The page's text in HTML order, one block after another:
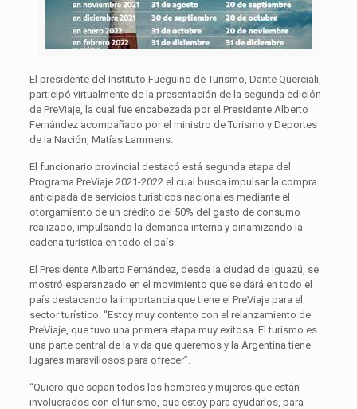
El presidente del Instituto Fueguino de Turismo, Dante Querciali,
participó virtualmente de la presentación de la segunda edición
de PreViaje, la cual fue encabezada por el Presidente Alberto
Fernández acompañado por el ministro de Turismo y Deportes
de la Nación, Matías Lammens.
El funcionario provincial destacó está segunda etapa del
Programa PreViaje 2021-2022 el cual busca impulsar la compra
anticipada de servicios turísticos nacionales mediante el
otorgamiento de un crédito del 50% del gasto de consumo
realizado, impulsando la demanda interna y dinamizando la
cadena turística en todo el país.
El Presidente Alberto Fernández, desde la ciudad de Iguazú, se
mostró esperanzado en el movimiento que se dará en todo el
país destacando la importancia que tiene el PreViaje para el
sector turístico. “Estoy muy contento con el relanzamiento de
PreViaje, que tuvo una primera etapa muy exitosa. El turismo es
una parte central de la vida que queremos y la Argentina tiene
lugares maravillosos para ofrecer”.
“Quiero que sepan todos los hombres y mujeres que están
involucrados con el turismo, que estoy para ayudarlos, para